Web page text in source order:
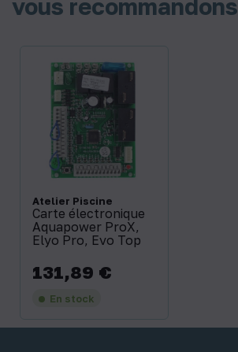
vous recommandons
Atelier Piscine
Carte électronique
Aquapower ProX,
Elyo Pro, Evo Top
Prix
131,89 €
En stock